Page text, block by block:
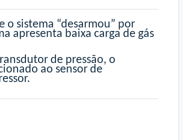
o sistema “desarmou” por
apresenta baixa carga de gás
de pressão, o
ao sensor de